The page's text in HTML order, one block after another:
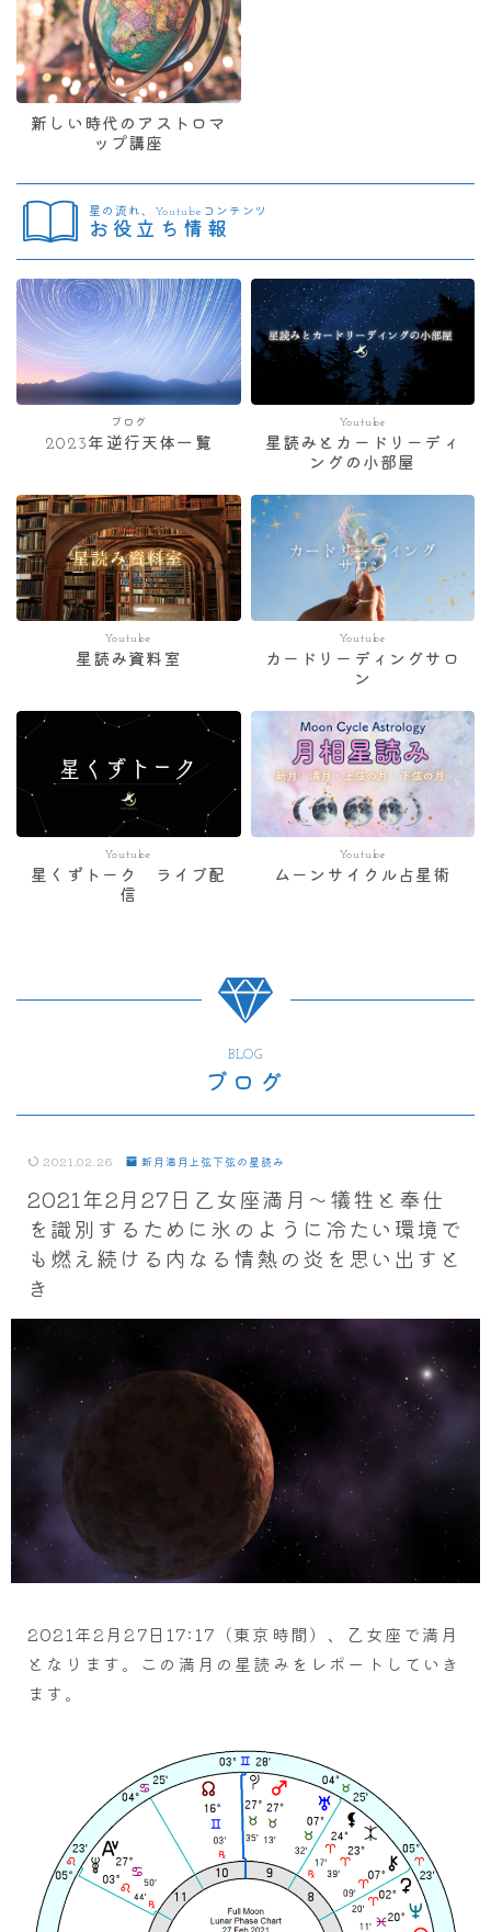
新しい時代のアストロマ
ップ講座
星の流れ、Youtubeコンテンツ
お役立ち情報
ブログ
2023年逆行天体一覧
Youtube
星読みとカードリーディ
ングの小部屋
Youtube
星読み資料室
Youtube
カードリーディングサロ
ン
Youtube
星くずトーク ライブ配
信
Youtube
ムーンサイクル占星術
BLOG
ブログ
2021.02.26 新月満月上弦下弦の星読み
2021年2月27日乙女座満月～犠牲と奉仕
を識別するために氷のように冷たい環境で
も燃え続ける内なる情熱の炎を思い出すと
き
2021年2月27日17:17（東京時間）、乙女座で満月
となります。この満月の星読みをレポートしていき
ます。